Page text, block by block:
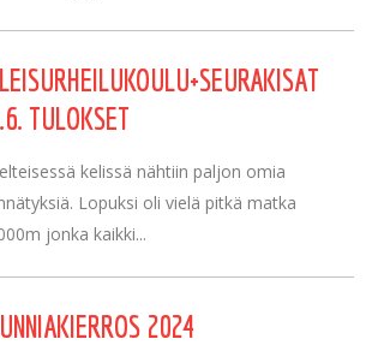
TULOKSET
kelissä nähtiin paljon omia
Lopuksi oli vielä pitkä matka
jonka kaikki...
2024